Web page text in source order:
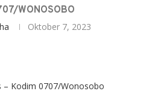
WONOSOBO
Oktober 7, 2023
Kodim 0707/Wonosobo